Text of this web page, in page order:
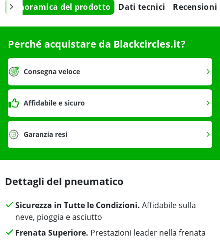
Panoramica del prodotto Dati tecnici Recensioni
Perché acquistare da Blackcircles.it?
Consegna veloce
Affidabile e sicuro
Garanzia resi
Dettagli del pneumatico
Sicurezza in Tutte le Condizioni. Affidabile sulla
neve, pioggia e asciutto
Frenata Superiore. Prestazioni leader nella frenata